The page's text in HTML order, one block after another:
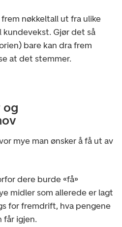
nøkkeltall ut fra ulike
kundevekst. Gjør det så
bare kan dra frem
at det stemmer.
og
mye man ønsker å få ut av
dere burde «få»
midler som allerede er lagt
for fremdrift, hva pengene
får igjen.